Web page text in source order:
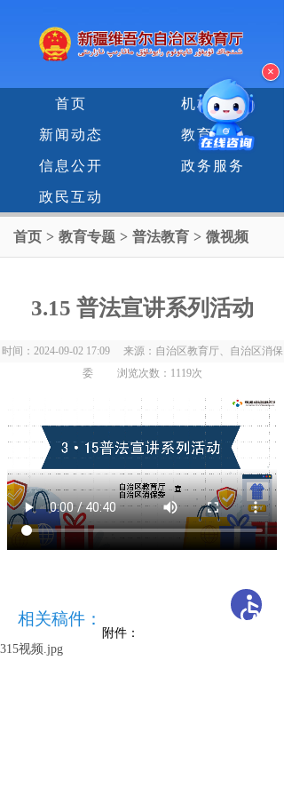
首页 机构设置
新闻动态 教育专题
信息公开 政务服务
政民互动
首页 > 教育专题 > 普法教育 > 微视频
3.15 普法宣讲系列活动
时间：2024-09-02 17:09 来源：自治区教育厅、自治区消保
委 浏览次数： 1119次
相关稿件：
附件：
315视频.jpg
×